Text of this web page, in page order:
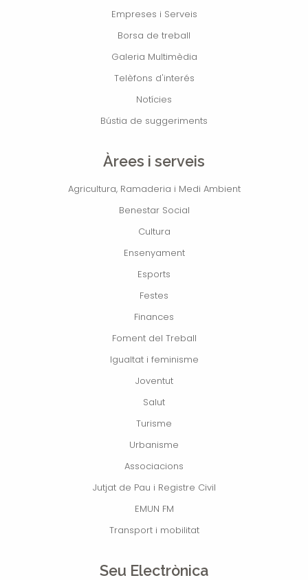
Empreses i Serveis
Borsa de treball
Galeria Multimèdia
Telèfons d'interés
Notícies
Bústia de suggeriments
Àrees i serveis
Agricultura, Ramaderia i Medi Ambient
Benestar Social
Cultura
Ensenyament
Esports
Festes
Finances
Foment del Treball
Igualtat i feminisme
Joventut
Salut
Turisme
Urbanisme
Associacions
Jutjat de Pau i Registre Civil
EMUN FM
Transport i mobilitat
Seu Electrònica